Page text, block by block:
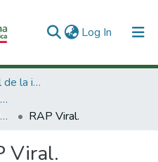
Log In (current)
2. Apropiación social de la información en Ciencia Tecnología e Innovación
2.2. Vocaciones y formación de la CTeI
2.2.2. Apropiación Social del Conocimiento
RAP Viral.
Viral.